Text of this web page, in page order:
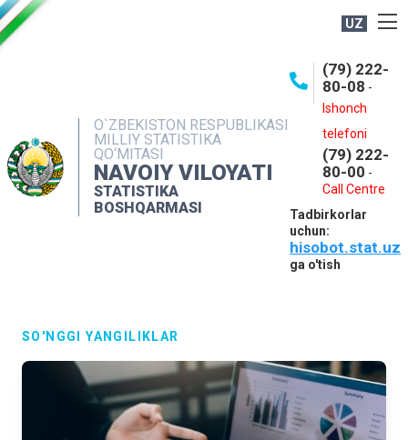
UZ
O`ZBEKISTON RESPUBLIKASI
MILLIY STATISTIKA
QO‘MITASI
NAVOIY VILOYATI
STATISTIKA
BOSHQARMASI
(79) 222-
80-08 -
Ishonch
telefoni
(79) 222-
80-00 -
Call Centre
Tadbirkorlar
uchun:
hisobot.stat.uz
ga o'tish
OCHIQ MA'LUMOTLAR
INTERAKTIV XIZMATLAR
MUROJAATLAR
SO'NGGI YANGILIKLAR